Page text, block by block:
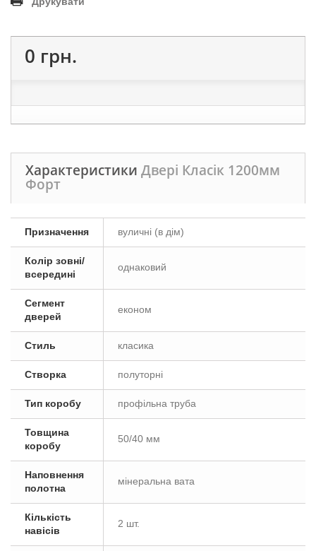
0 грн.
Характеристики Двері Класік 1200мм
Форт
Призначення вуличні (в дім)
Колір зовні/
всередині
однаковий
Сегмент
дверей
економ
Стиль класика
Створка полуторні
Тип коробу профільна труба
Товщина
коробу
50/40 мм
Наповнення
полотна
мінеральна вата
Кількість
навісів
2 шт.